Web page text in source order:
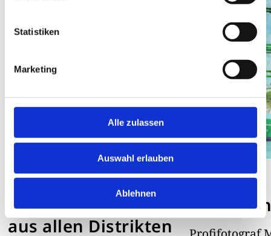
Statistiken
Marketing
Alle zulassen
Auswahl erlauben
Ablehnen
AUGENBLICKE
Landschaftsfotos
aus allen Distrikten
AUGENBLICKE